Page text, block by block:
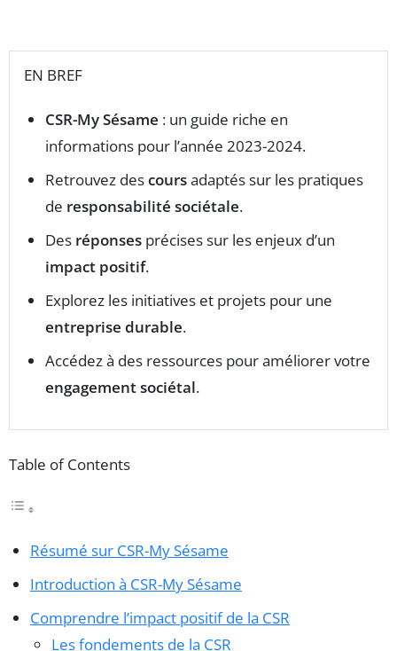
EN BREF
CSR-My Sésame : un guide riche en
informations pour l’année 2023-2024.
Retrouvez descoursadaptés sur les pratiques
de responsabilité sociétale.
Des réponses précises sur les enjeux d’un
impact positif.
Explorez les initiatives et projets pour une
entreprise durable.
Accédez à des ressources pour améliorer votre
engagement sociétal.
Table of Contents
Résumé sur CSR-My Sésame
Introduction à CSR-My Sésame
Comprendre l’impact positif de la CSR
Les fondements de la CSR